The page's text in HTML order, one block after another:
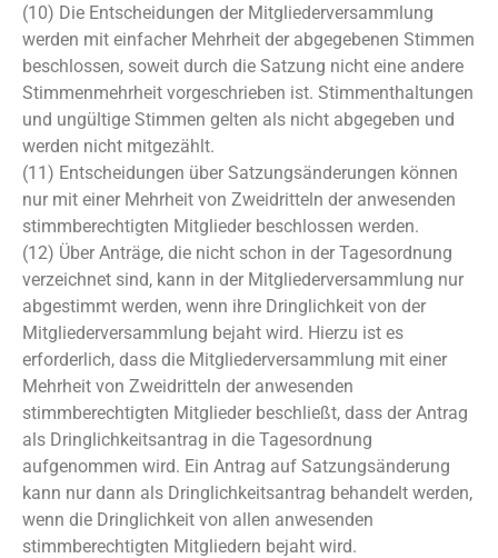
(10) Die Entscheidungen der Mitgliederversammlung
werden mit einfacher Mehrheit der abgegebenen Stimmen
beschlossen, soweit durch die Satzung nicht eine andere
Stimmenmehrheit vorgeschrieben ist. Stimmenthaltungen
und ungültige Stimmen gelten als nicht abgegeben und
werden nicht mitgezählt.
(11) Entscheidungen über Satzungsänderungen können
nur mit einer Mehrheit von Zweidritteln der anwesenden
stimmberechtigten Mitglieder beschlossen werden.
(12) Über Anträge, die nicht schon in der Tagesordnung
verzeichnet sind, kann in der Mitgliederversammlung nur
abgestimmt werden, wenn ihre Dringlichkeit von der
Mitgliederversammlung bejaht wird. Hierzu ist es
erforderlich, dass die Mitgliederversammlung mit einer
Mehrheit von Zweidritteln der anwesenden
stimmberechtigten Mitglieder beschließt, dass der Antrag
als Dringlichkeitsantrag in die Tagesordnung
aufgenommen wird. Ein Antrag auf Satzungsänderung
kann nur dann als Dringlichkeitsantrag behandelt werden,
wenn die Dringlichkeit von allen anwesenden
stimmberechtigten Mitgliedern bejaht wird.